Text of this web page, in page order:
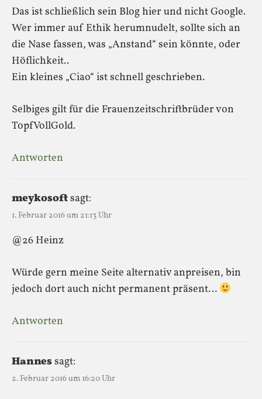
Das ist schließlich sein Blog hier und nicht Google.
Wer immer auf Ethik herumnudelt, sollte sich an
die Nase fassen, was „Anstand“ sein könnte, oder
Höflichkeit..
Ein kleines „Ciao“ ist schnell geschrieben.
Selbiges gilt für die Frauenzeitschriftbrüder von
TopfVollGold.
Antworten
meykosoftsagt:
1. Februar 2016 um 21:13 Uhr
@26 Heinz
Würde gern meine Seite alternativ anpreisen, bin
jedoch dort auch nicht permanent präsent…
Antworten
Hannessagt:
2. Februar 2016 um 16:20 Uhr